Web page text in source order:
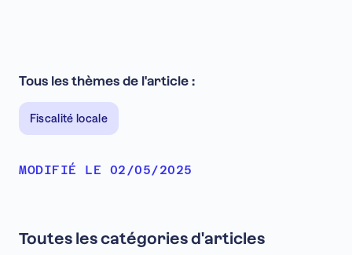
Tous les thèmes de l'article :
Fiscalité locale
MODIFIÉ LE 02/05/2025
Toutes les catégories d'articles